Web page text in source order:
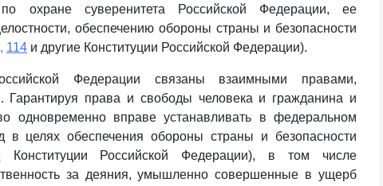
охране суверенитета Российской Федерации, ее
обеспечению обороны страны и безопасности
114 и другие Конституции Российской Федерации).
Федерации связаны взаимными правами,
Гарантируя права и свободы человека и гражданина и
одновременно вправе устанавливать в федеральном
в целях обеспечения обороны страны и безопасности
Конституции Российской Федерации), в том числе
за деяния, умышленно совершенные в ущерб